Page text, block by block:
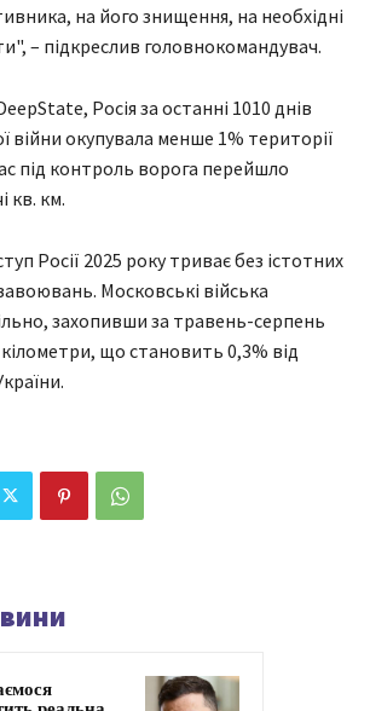
на його знищення, на необхідні
– підкреслив головнокомандувач.
Росія за останні 1010 днів
війни окупувала менше 1% території
під контроль ворога перейшло
кв. км.
Росії 2025 року триває без істотних
Московські війська
захопивши за травень-серпень
що становить 0,3% від